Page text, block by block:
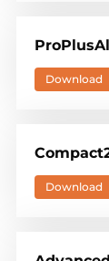
Download
Download